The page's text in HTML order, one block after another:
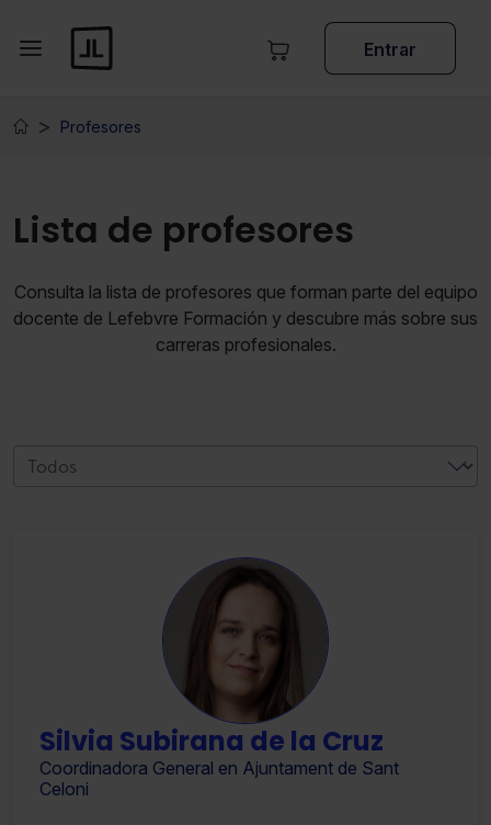
Entrar
Profesores
Lista de profesores
Consulta la lista de profesores que forman parte del equipo
docente de Lefebvre Formación y descubre más sobre sus
carreras profesionales.
Silvia Subirana de la Cruz
Coordinadora General en Ajuntament de Sant
Celoni